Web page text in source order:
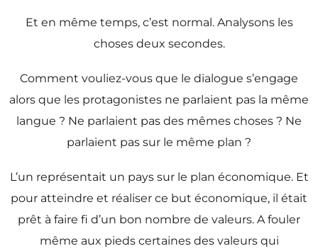
Et en même temps, c’est normal. Analysons les
choses deux secondes.
Comment vouliez-vous que le dialogue s’engage
alors que les protagonistes ne parlaient pas la même
langue ? Ne parlaient pas des mêmes choses ? Ne
parlaient pas sur le même plan ?
L’un représentait un pays sur le plan économique. Et
pour atteindre et réaliser ce but économique, il était
prêt à faire fi d’un bon nombre de valeurs. A fouler
même aux pieds certaines des valeurs qui